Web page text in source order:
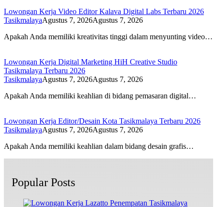
Lowongan Kerja Video Editor Kalava Digital Labs Terbaru 2026
TasikmalayaAgustus 7, 2026Agustus 7, 2026
Apakah Anda memiliki kreativitas tinggi dalam menyunting video…
Lowongan Kerja Digital Marketing HiH Creative Studio
Tasikmalaya Terbaru 2026
TasikmalayaAgustus 7, 2026Agustus 7, 2026
Apakah Anda memiliki keahlian di bidang pemasaran digital…
Lowongan Kerja Editor/Desain Kota Tasikmalaya Terbaru 2026
TasikmalayaAgustus 7, 2026Agustus 7, 2026
Apakah Anda memiliki keahlian dalam bidang desain grafis…
Popular Posts